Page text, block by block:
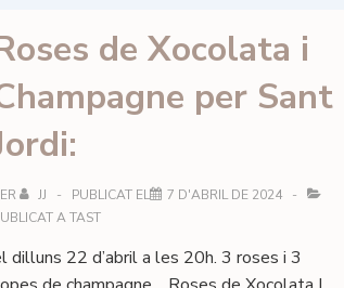
de Xocolata i
per Sant
JJ PUBLICAT EL
7 D'ABRIL DE 2024
ATAST
dilluns 22 d’abril a les 20h. 3 roses i 3